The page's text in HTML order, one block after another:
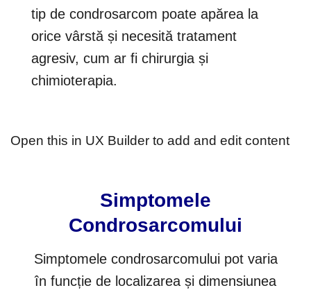
tip de condrosarcom poate apărea la
orice vârstă și necesită tratament
agresiv, cum ar fi chirurgia și
chimioterapia.
Open this in UX Builder to add and edit content
Simptomele
Condrosarcomului
Simptomele condrosarcomului pot varia
în funcție de localizarea și dimensiunea